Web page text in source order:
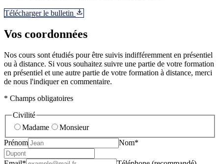
Télécharger le bulletin
Vos coordonnées
Nos cours sont étudiés pour être suivis indifféremment en présentiel
ou à distance. Si vous souhaitez suivre une partie de votre formation
en présentiel et une autre partie de votre formation à distance, merci
de nous l'indiquer en commentaire.
* Champs obligatoires
Civilité
Madame
Monsieur
Prénom
Nom*